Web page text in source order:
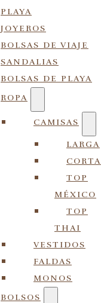
PLAYA
JOYEROS
BOLSAS DE VIAJE
SANDALIAS
BOLSAS DE PLAYA
ROPA
CAMISAS
LARGA
CORTA
TOP
MÉXICO
TOP
THAI
VESTIDOS
FALDAS
MONOS
BOLSOS